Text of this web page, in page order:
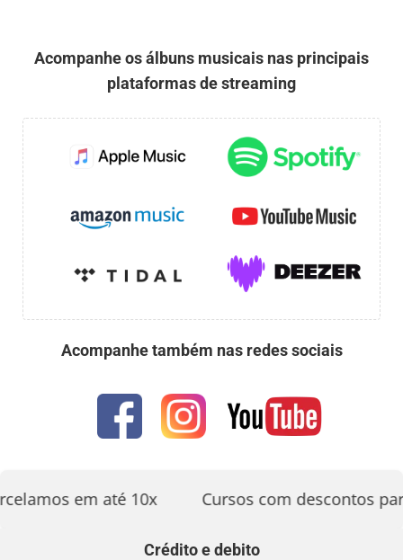
Acompanhe os álbuns musicais nas principais
plataformas de streaming
Acompanhe também nas redes sociais
em até 10x Cursos com descontos
Crédito e debito